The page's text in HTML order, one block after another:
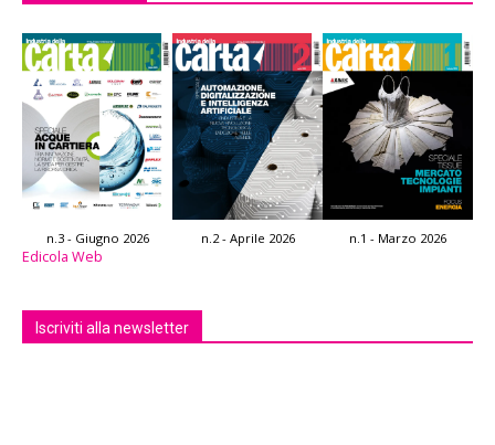
n.3 - Giugno 2026 n.2 - Aprile 2026 n.1 - Marzo 2026
Edicola Web
Iscriviti alla newsletter